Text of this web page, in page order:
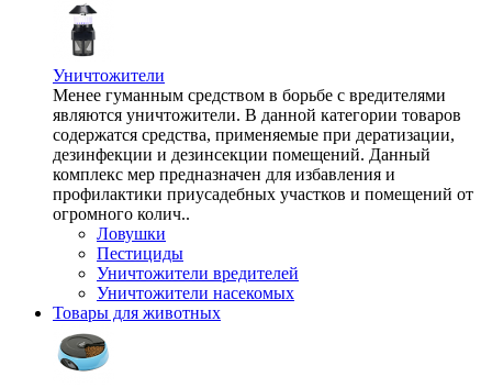
Уничтожители
Менее гуманным средством в борьбе с вредителями
являются уничтожители. В данной категории товаров
содержатся средства, применяемые при дератизации,
дезинфекции и дезинсекции помещений. Данный
комплекс мер предназначен для избавления и
профилактики приусадебных участков и помещений от
огромного колич..
Ловушки
Пестициды
Уничтожители вредителей
Уничтожители насекомых
Товары для животных